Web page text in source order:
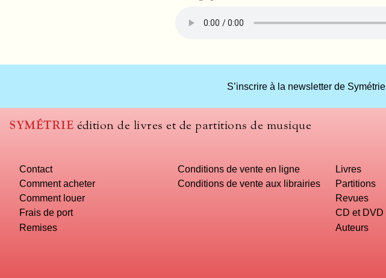
should
we
use
you
computer?
S’inscrire à la newsletter de Symétrie
SYMÉTRIE édition de livres et de partitions de musique
Contact
Comment acheter
Comment louer
Frais de port
Remises
Conditions de vente en ligne
Conditions de vente aux librairies
Livres
Partitions
Revues
CD et DVD
Auteurs